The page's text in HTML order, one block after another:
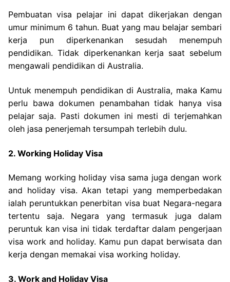
Pembuatan visa pelajar ini dapat dikerjakan dengan
umur minimum 6 tahun. Buat yang mau belajar sembari
kerja pun diperkenankan sesudah menempuh
pendidikan. Tidak diperkenankan kerja saat sebelum
mengawali pendidikan di Australia.
Untuk menempuh pendidikan di Australia, maka Kamu
perlu bawa dokumen penambahan tidak hanya visa
pelajar saja. Pasti dokumen ini mesti di terjemahkan
oleh jasa penerjemah tersumpah terlebih dulu.
2. Working Holiday Visa
Memang working holiday visa sama juga dengan work
and holiday visa. Akan tetapi yang memperbedakan
ialah peruntukkan penerbitan visa buat Negara-negara
tertentu saja. Negara yang termasuk juga dalam
peruntuk kan visa ini tidak terdaftar dalam pengerjaan
visa work and holiday. Kamu pun dapat berwisata dan
kerja dengan memakai visa working holiday.
3. Work and Holiday Visa